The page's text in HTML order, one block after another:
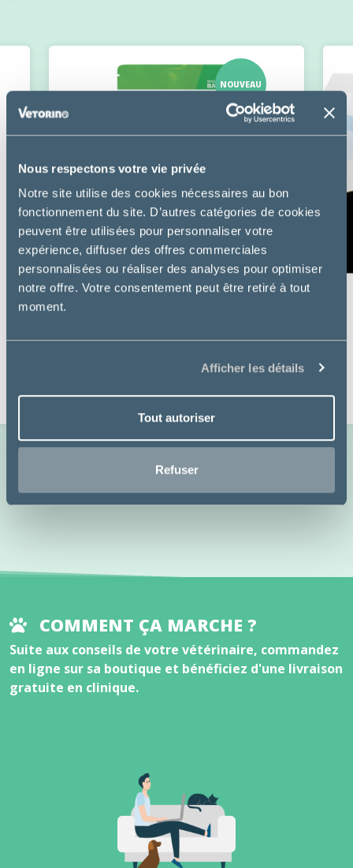
Nous respectons votre vie privée
Notre site utilise des cookies nécessaires au bon
fonctionnement du site. D’autres catégories de cookies
peuvent être utilisées pour personnaliser votre
expérience, diffuser des offres commerciales
personnalisées ou réaliser des analyses pour optimiser
notre offre. Votre consentement peut être retiré à tout
moment.
Afficher les détails
Tout autoriser
Refuser
NOUVEAU
24,49€
COMMENT ÇA MARCHE ?
Suite aux conseils de votre vétérinaire, commandez
en ligne sur sa boutique et bénéficiez d'une livraison
gratuite en clinique.